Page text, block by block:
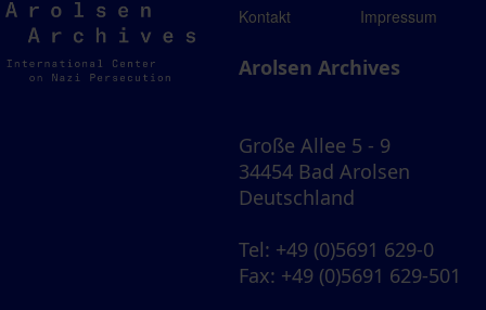
Arolsen
Archives
Kontakt Impressum
Arolsen Archives
Große Allee 5 - 9
34454 Bad Arolsen
Deutschland
Tel: +49 (0)5691 629-0
Fax: +49 (0)5691 629-501